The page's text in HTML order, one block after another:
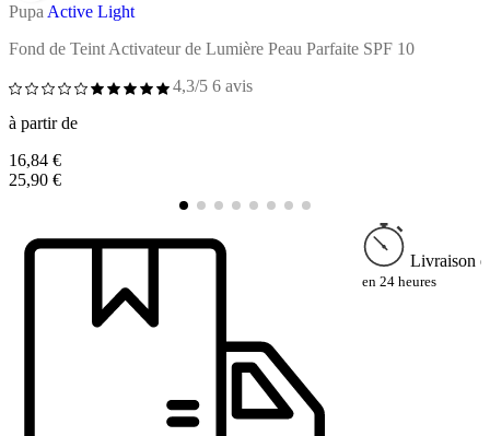
Pupa Active Light
Fond de Teint Activateur de Lumière Peau Parfaite SPF 10
4,3/5 6 avis
à partir de
16,84 €
25,90 €
Livraison
en 24 heures